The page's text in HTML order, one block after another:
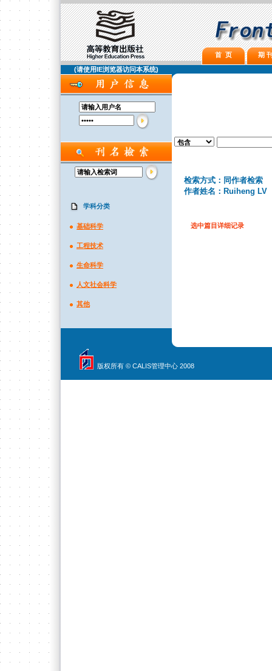
首 页 期
(请使用IE浏览器访问本系统)
学科分类
基础科学
工程技术
生命科学
人文社会科学
其他
检索方式：同作者检索
作者姓名：Ruiheng LV
选中篇目详细记录
版权所有 © CALIS管理中心 2008